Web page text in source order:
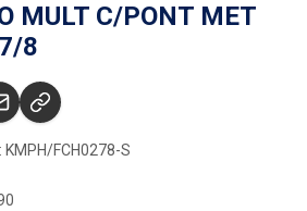
MULT C/PONT MET
8
FCH0278-S